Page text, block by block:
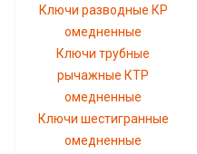
Ключи разводные КР
омедненные
Ключи трубные
рычажные КТР
омедненные
Ключи шестигранные
омедненные